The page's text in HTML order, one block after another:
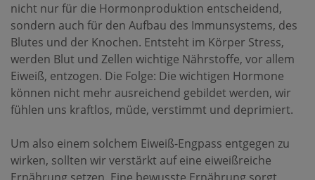
nicht nur für die Hormonproduktion entscheidend,
sondern auch für den Aufbau des Immunsystems, des
Blutes und der Knochen. Entsteht im Körper Stress,
werden Blut und Zellen wichtige Nährstoffe, vor allem
Eiweiß, entzogen. Die Folge: Die wichtigen Hormone
können nicht mehr ausreichend gebildet werden, wir
fühlen uns kraftlos, müde, verstimmt und deprimiert.
Um also einem solchem Eiweiß-Engpass entgegen zu
wirken, sollten wir verstärkt auf eine eiweißreiche